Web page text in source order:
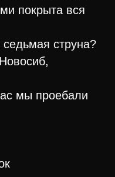
покрыта вся
струна?
мы проебали